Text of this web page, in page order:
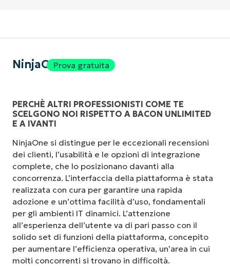
NinjaOneProva gratuita
PERCHÈ ALTRI PROFESSIONISTI COME TE
SCELGONO NOI RISPETTO A BACON UNLIMITED
E A IVANTI
NinjaOne si distingue per le eccezionali recensioni
dei clienti, l’usabilità e le opzioni di integrazione
complete, che lo posizionano davanti alla
concorrenza. L’interfaccia della piattaforma è stata
realizzata con cura per garantire una rapida
adozione e un’ottima facilità d’uso, fondamentali
per gli ambienti IT dinamici. L’attenzione
all’esperienza dell’utente va di pari passo con il
solido set di funzioni della piattaforma, concepito
per aumentare l’efficienza operativa, un’area in cui
molti concorrenti si trovano in difficoltà.